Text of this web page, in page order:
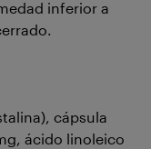
inferior a
cápsula
ácido linoleico